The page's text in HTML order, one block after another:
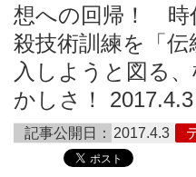
想への回帰！ 時
殺技術訓練を「
入しようと図る
かしさ！ 2017.4.3
記事公開日： 2017.4.3